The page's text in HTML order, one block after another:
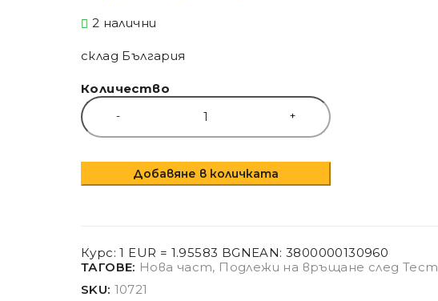
2 налични
склад България
Количество
Добавяне в количката
Курс: 1 EUR = 1.95583 BGNEAN: 3800000130960
ТАГОВЕ: Нова част, Подлежи на връщане след Тест
SKU: 10721